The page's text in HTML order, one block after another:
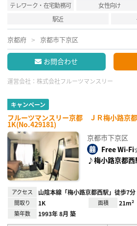
テレワーク・在宅勤務可 女性向け
駅近
京都府 京都市下京区
お問合わせ
運営会社： 株式会社フルーツマンスリー
キャンペーン
フルーツマンスリー京都 ＪＲ梅小路京都
1K(No.429181)
京都市下京区
Free Wi-
♪梅小路京都
アクセス 山陰本線「梅小路京都西駅」徒歩7分
間取り 1K 面積 21m²
築年数 1993年 8月 築